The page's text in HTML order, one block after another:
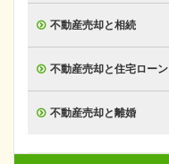
不動産売却と相続
不動産売却と住宅ローン
不動産売却と離婚